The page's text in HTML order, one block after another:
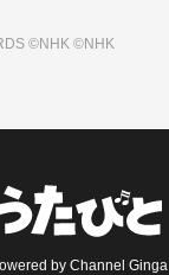
©NHK©NHK
by Channel Ginga